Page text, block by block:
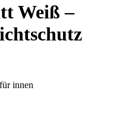
Weiß –
innen